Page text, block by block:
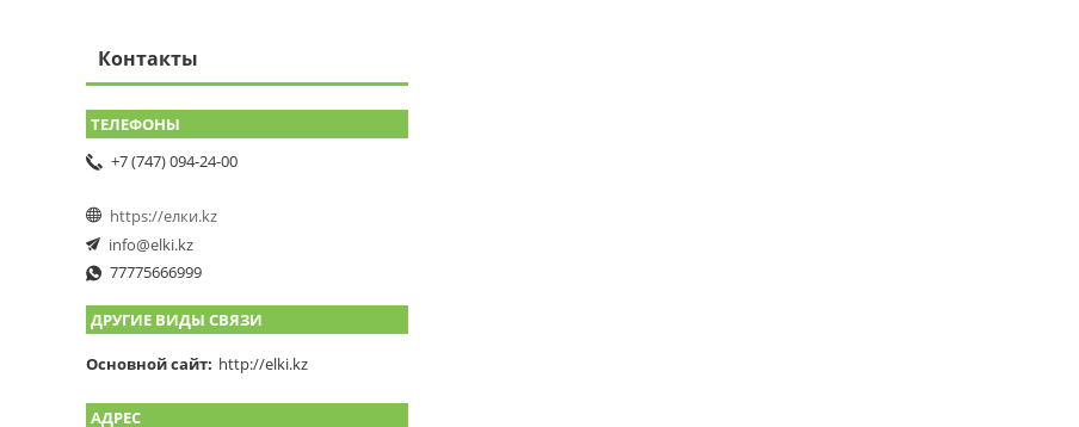
Контакты
+7 (747) 094-24-00
https://елки.kz
info@elki.kz
77775666999
ДРУГИЕ ВИДЫ СВЯЗИ
Основной сайт http://elki.kz